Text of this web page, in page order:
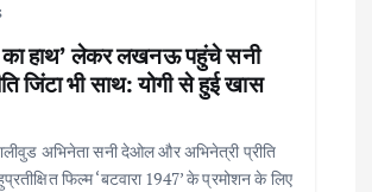
का हाथ’ लेकर लखनऊ पहुंचे सनी
जिंटा भी साथ: योगी से हुई खास
अभिनेता सनी देओल और अभिनेत्री प्रीति
फिल्म ‘बटवारा 1947’ के प्रमोशन के लिए